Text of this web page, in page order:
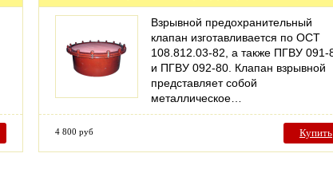
Взрывной предохранительный
клапан изготавливается по ОСТ
108.812.03-82, а также ПГВУ 091-
и ПГВУ 092-80. Клапан взрывной
представляет собой
металлическое…
4 800 руб Купить